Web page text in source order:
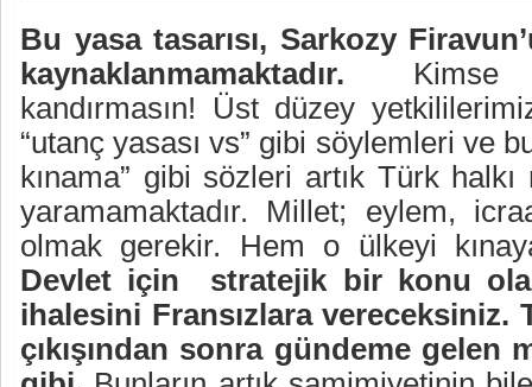
Bu yasa tasarısı, Sarkozy
kaynaklanmamaktadır. Kimse
kandırmasın! Üst düzey
“utanç yasası vs” gibi söylemleri ve
kınama” gibi sözleri artık Türk
yaramamaktadır. Millet; eylem,
olmak gerekir. Hem o ülkeyi
Devlet için
stratejik bir konu
ihalesini Fransızlara vereceksiniz.
çıkışından sonra gündeme gelen